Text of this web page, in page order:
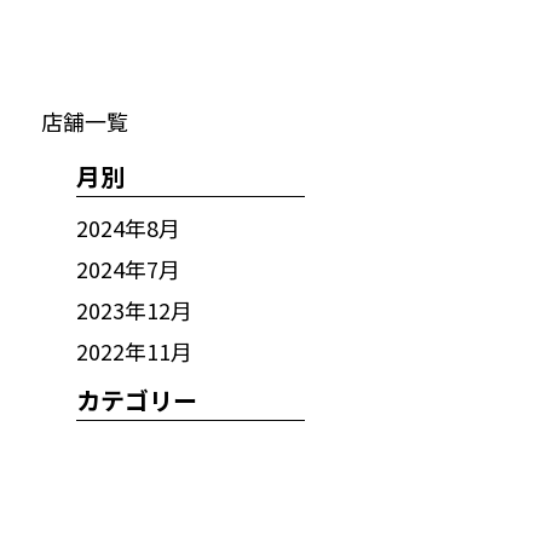
店舗一覧
月別
2024年8月
2024年7月
2023年12月
2022年11月
カテゴリー